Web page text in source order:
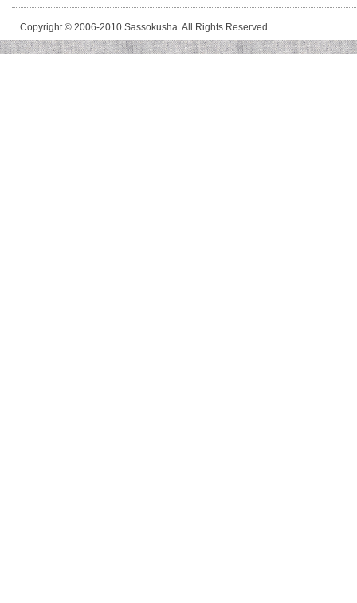
Copyright © 2006-2010 Sassokusha. All Rights Reserved.